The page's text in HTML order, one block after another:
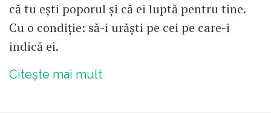
că tu ești poporul și că ei luptă pentru tine.
Cu o condiție: să-i urăști pe cei pe care-i
indică ei.
Citește mai mult